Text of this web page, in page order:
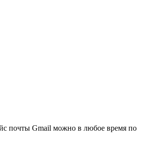
почты Gmail можно в любое время по